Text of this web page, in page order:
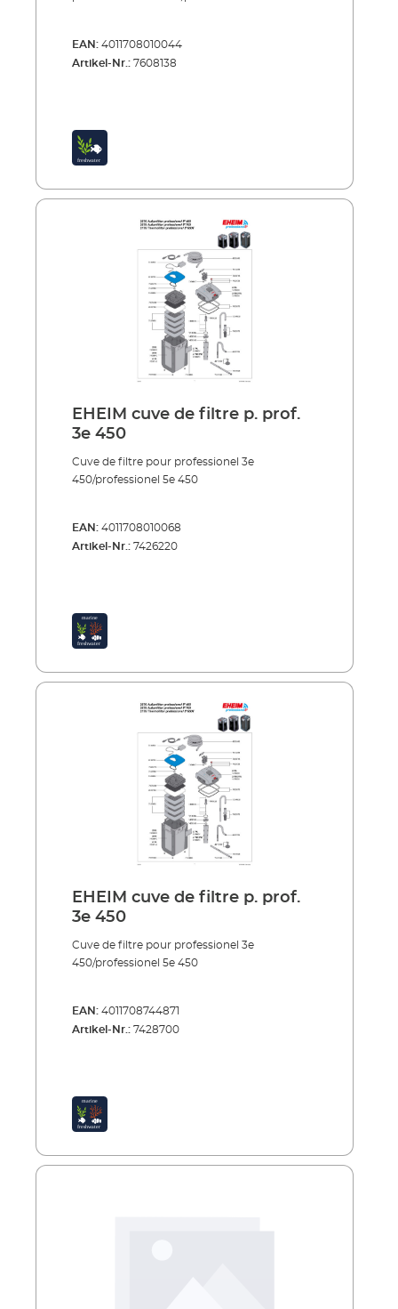
EAN: 4011708010044
Artikel-Nr.: 7608138
EHEIM cuve de filtre p. prof.
3e 450
Cuve de filtre pour professionel 3e
450/professionel 5e 450
EAN: 4011708010068
Artikel-Nr.: 7426220
EHEIM cuve de filtre p. prof.
3e 450
Cuve de filtre pour professionel 3e
450/professionel 5e 450
EAN: 4011708744871
Artikel-Nr.: 7428700